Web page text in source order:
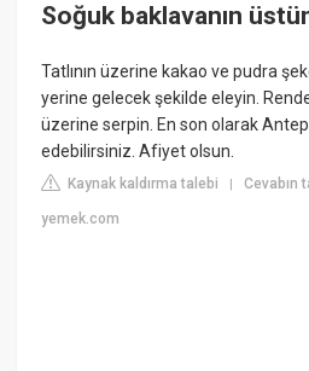
Soğuk baklavanın
Tatlının üzerine kakao ve pudra
yerine gelecek şekilde eleyin.
üzerine serpin. En son olarak Antep
edebilirsiniz. Afiyet olsun.
Kaynak kaldırma talebi |Cevabın
yemek.com